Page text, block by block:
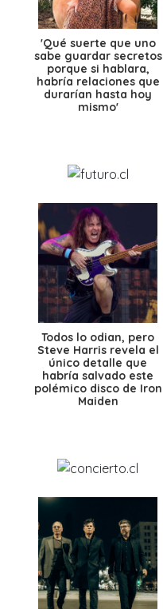
'Qué suerte que uno
sabe guardar secretos
porque si hablara,
habría relaciones que
durarían hasta hoy
mismo'
Todos lo odian, pero
Steve Harris revela el
único detalle que
habría salvado este
polémico disco de Iron
Maiden